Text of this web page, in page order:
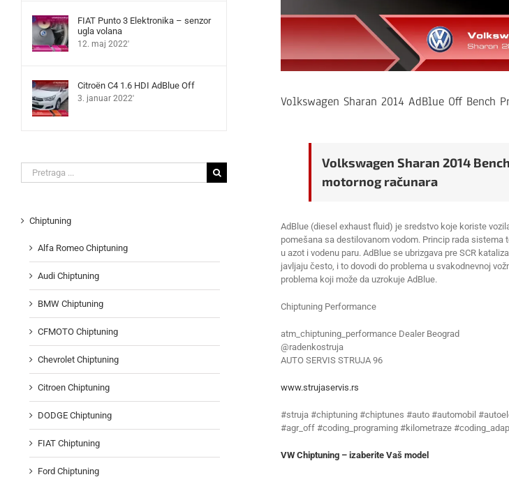
Volkswagen Sharan 2014 AdBlue Off Bench
Volkswagen Sharan 2014
motornog računara
AdBlue (diesel exhaust fluid) je sredstvo koje koriste
pomešana sa destilovanom vodom. Princip rada
u azot i vodenu paru. AdBlue se ubrizgava pre SCR
javljaju često, i to dovodi do problema u svakodnevnoj
problema koji može da uzrokuje AdBlue.
Chiptuning Performance
atm_chiptuning_performance Dealer Beograd
@radenkostruja
AUTO SERVIS STRUJA 96
www.strujaservis.rs
#struja #chiptuning #chiptunes #auto #automobil
#agr_off #coding_programing #kilometraze
VW Chiptuning – izaberite Vaš model
FIAT Punto 3 Elektronika – senzor
ugla volana
12. maj 2022'
Citroën C4 1.6 HDI AdBlue Off
3. januar 2022'
Search
for:
Chiptuning
Alfa Romeo Chiptuning
Audi Chiptuning
BMW Chiptuning
CFMOTO Chiptuning
Chevrolet Chiptuning
Citroen Chiptuning
DODGE Chiptuning
FIAT Chiptuning
Ford Chiptuning